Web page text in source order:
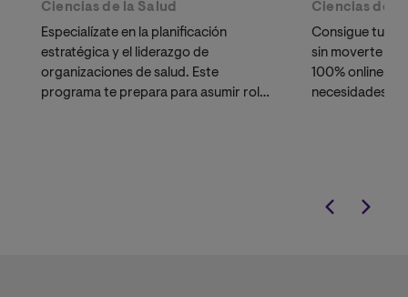
Ciencias de la Salud
Especialízate en la planificación
estratégica y el liderazgo de
organizaciones de salud. Este
programa te prepara para asumir roles
Ciencias de
Consigue tu
sin moverte de
100% online
necesidades.